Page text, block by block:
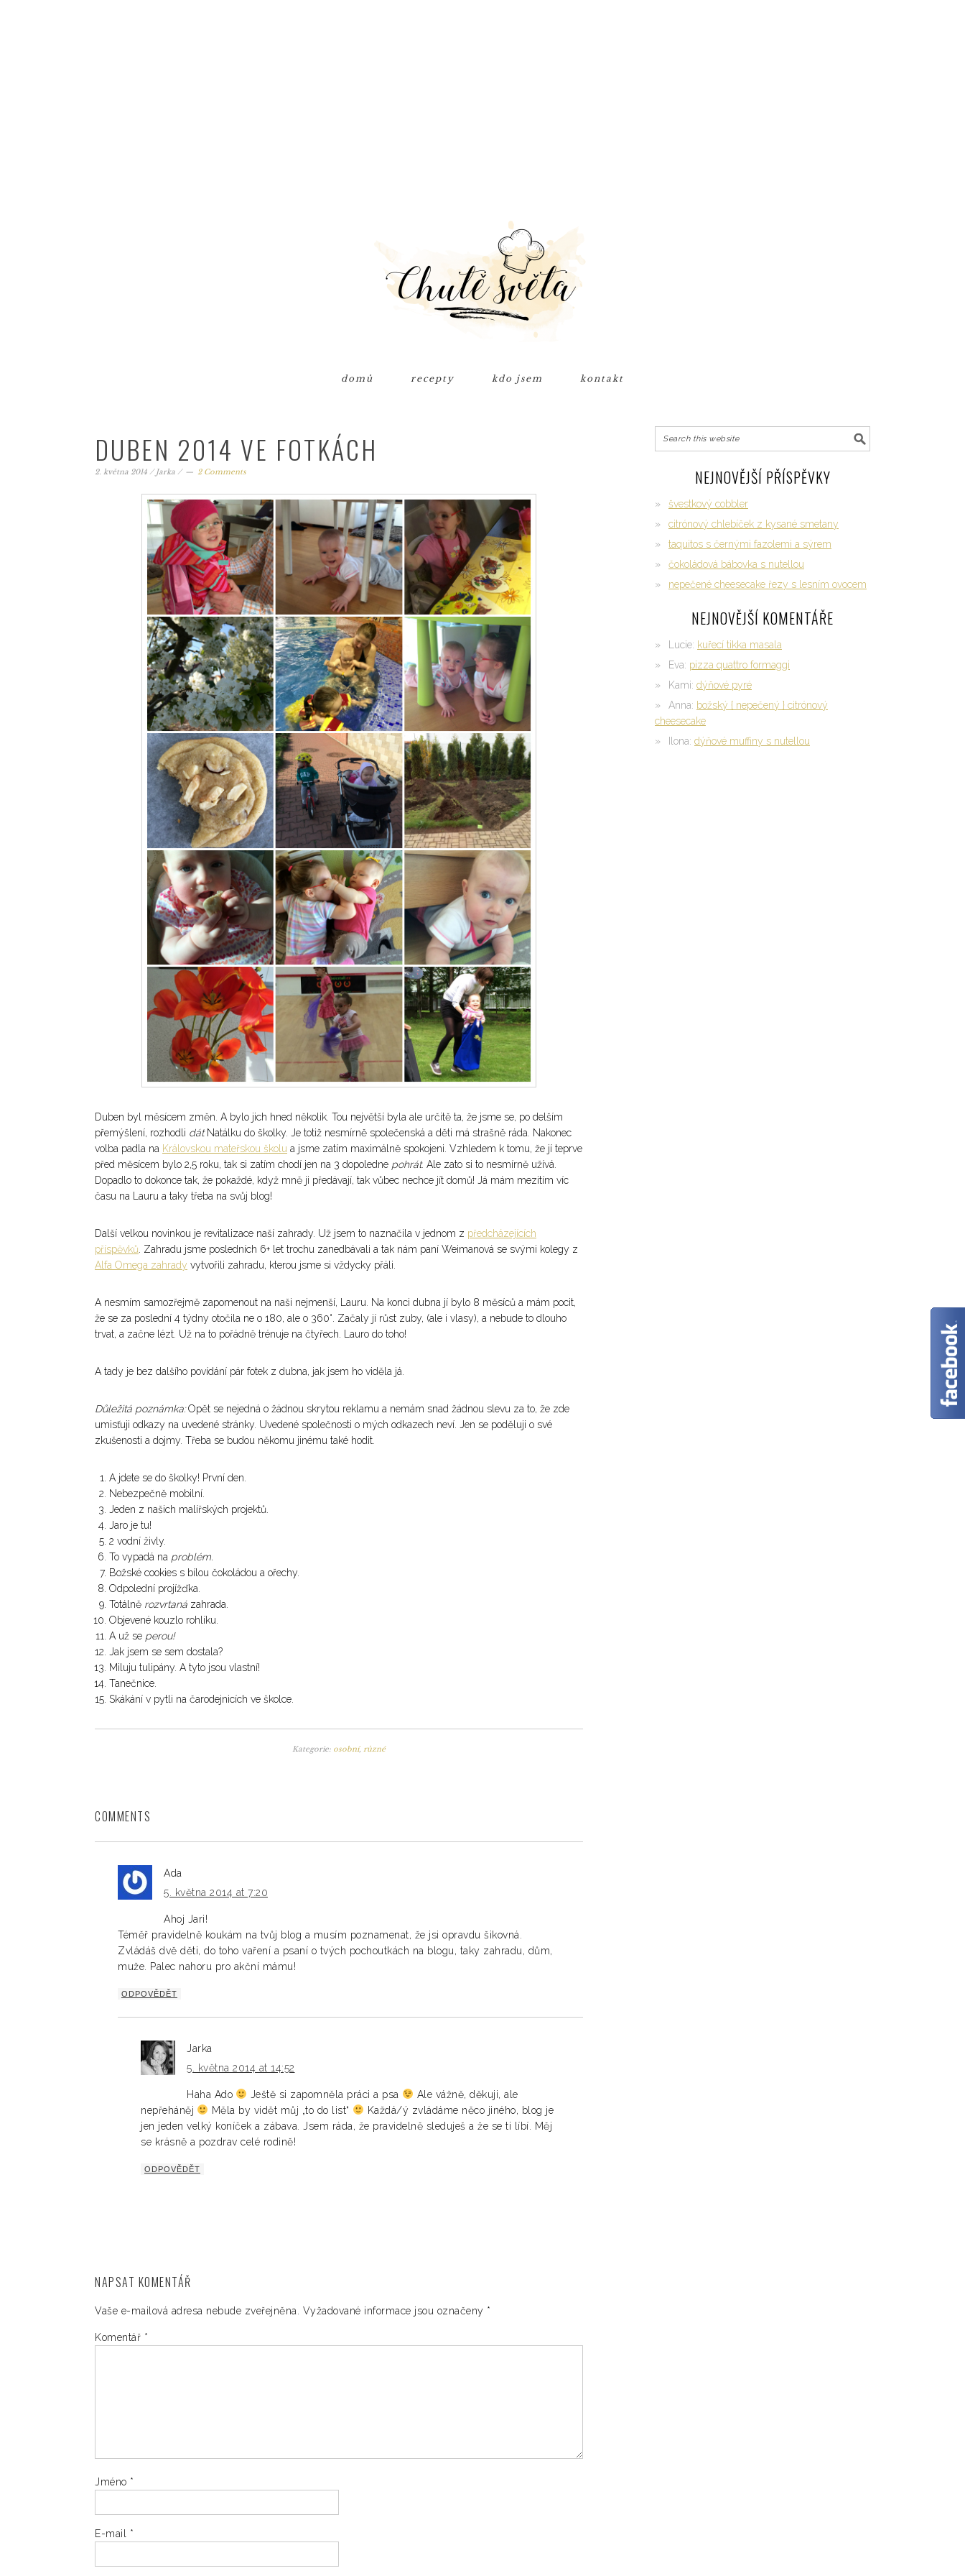
domů recepty kdo jsem kontakt
DUBEN 2014 VE FOTKÁCH
2. května 2014 /Jarka / 2 Comments
Duben byl měsícem změn. A bylo jich hned několik. Tou největší byla ale určitě ta, že jsme se, po delším
přemýšlení, rozhodli dát Natálku do školky. Je totiž nesmírně společenská a děti má strašně ráda. Nakonec
volba padla na Královskou mateřskou školu a jsme zatím maximálně spokojeni. Vzhledem k tomu, že jí teprve
před měsícem bylo 2,5 roku, tak si zatím chodí jen na 3 dopoledne pohrát. Ale zato si to nesmírně užívá.
Dopadlo to dokonce tak, že pokaždé, když mně ji předávají, tak vůbec nechce jít domů! Já mám mezitím víc
času na Lauru a taky třeba na svůj blog!
Další velkou novinkou je revitalizace naší zahrady. Už jsem to naznačila v jednom z předcházejících
příspěvků . Zahradu jsme posledních 6+ let trochu zanedbávali a tak nám paní Weimanová se svými kolegy z
Alfa Omega zahrady vytvořili zahradu, kterou jsme si vždycky přáli.
A nesmím samozřejmě zapomenout na naši nejmenší, Lauru. Na konci dubna jí bylo 8 měsíců a mám pocit,
že se za poslední 4 týdny otočila ne o 180, ale o 360°. Začaly jí růst zuby, (ale i vlasy), a nebude to dlouho
trvat, a začne lézt. Už na to pořádně trénuje na čtyřech. Lauro do toho!
A tady je bez dalšího povídání pár fotek z dubna, jak jsem ho viděla já.
Důležitá poznámka:Opět se nejedná o žádnou skrytou reklamu a nemám snad žádnou slevu za to, že zde
umisťuji odkazy na uvedené stránky. Uvedené společnosti o mých odkazech neví. Jen se poděluji o své
zkušenosti a dojmy. Třeba se budou někomu jinému také hodit.
A jdete se do školky! První den.
Nebezpečně mobilní.
Jeden z našich malířských projektů.
Jaro je tu!
2 vodní živly.
To vypadá na problém.
Božské cookies s bílou čokoládou a ořechy.
Odpolední projížďka.
Totálně rozvrtaná zahrada.
Objevené kouzlo rohlíku.
A už se perou!
Jak jsem se sem dostala?
Miluju tulipány. A tyto jsou vlastní!
Tanečnice.
Skákání v pytli na čarodejnicích ve školce.
Kategorie: osobní, různé
COMMENTS
Ada
5. května 2014 at 7:20
Ahoj Jari!
Téměř pravidelně koukám na tvůj blog a musím poznamenat, že jsi opravdu šikovná.
Zvládáš dvě děti, do toho vaření a psaní o tvých pochoutkách na blogu, taky zahradu, dům,
muže. Palec nahoru pro akční mámu!
ODPOVĚDĚT
Jarka
5. května 2014 at 14:52
Haha Ado Ještě si zapomněla práci a psa
Ale vážně, děkuji, ale
nepřeháněj
Měla by vidět můj „to do list“
Každá/ý zvládáme něco jiného, blog je
jen jeden velký koníček a zábava. Jsem ráda, že pravidelně sleduješ a že se ti líbí. Měj
se krásně a pozdrav celé rodině!
ODPOVĚDĚT
NAPSAT KOMENTÁŘ
Vaše e-mailová adresa nebude zveřejněna. Vyžadované informace jsou označeny *
Komentář *
Jméno *
E-mail *
NEJNOVĚJŠÍ PŘÍSPĚVKY
švestkový cobbler
citrónový chlebíček z kysané smetany
taquitos s černými fazolemi a sýrem
čokoládová bábovka s nutellou
nepečené cheesecake řezy s lesním ovocem
NEJNOVĚJŠÍ KOMENTÁŘE
Lucie: kuřecí tikka masala
Eva: pizza quattro formaggi
Kami: dýňové pyré
Anna: božský { nepečený } citrónový
cheesecake
Ilona: dýňové muffiny s nutellou